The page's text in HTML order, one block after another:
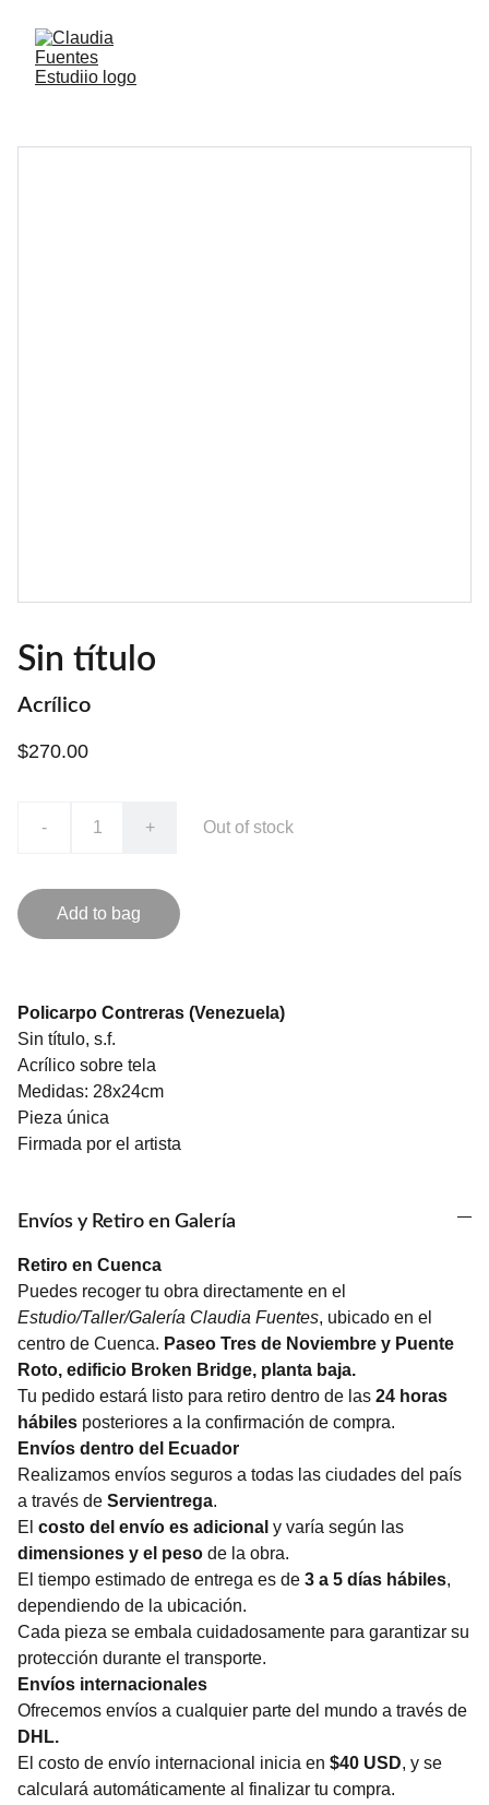
Sin título
Acrílico
$270.00
- + Out of stock
Add to bag
Policarpo Contreras (Venezuela)
Sin título, s.f.
Acrílico sobre tela
Medidas: 28x24cm
Pieza única
Firmada por el artista
Envíos y Retiro en Galería
Retiro en Cuenca
Puedes recoger tu obra directamente en el
Estudio/Taller/Galería Claudia Fuentes, ubicado en el
centro de Cuenca. Paseo Tres de Noviembre y Puente
Roto, edificio Broken Bridge, planta baja.
Tu pedido estará listo para retiro dentro de las 24 horas
hábiles posteriores a la confirmación de compra.
Envíos dentro del Ecuador
Realizamos envíos seguros a todas las ciudades del país
a través de Servientrega.
El costo del envío es adicional y varía según las
dimensiones y el peso de la obra.
El tiempo estimado de entrega es de 3 a 5 días hábiles,
dependiendo de la ubicación.
Cada pieza se embala cuidadosamente para garantizar su
protección durante el transporte.
Envíos internacionales
Ofrecemos envíos a cualquier parte del mundo a través de
DHL.
El costo de envío internacional inicia en $40 USD, y se
calculará automáticamente al finalizar tu compra.